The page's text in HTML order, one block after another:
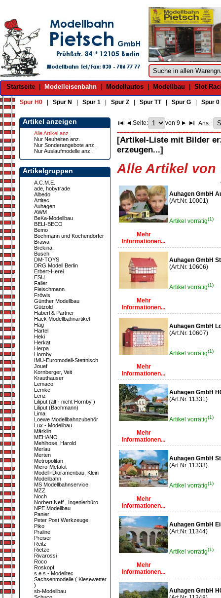
Startseite Modelleisenbahn Modellautos Modellbau Slot
Spur H0 Spur N Spur 1 Spur Z Spur TT| Spur G Spur 0
Artikel anzeigen
Alle Artikel anz.
Nur Neuheiten anz.
Nur Sonderangebote anz.
Nur Auslaufmodelle anz.
Artikelgruppen
A.C.M.E.
ade, hobytrade
Albedo
Artitec
Auhagen
AWM
BeKa-Modellbau
BELI-BECO
Bemo
Bochmann und Kochendörfer
Brawa
Brekina
Busch
DM-TOYS
DRG Modell Berlin
Erbert-Herei
ESU
Faller
Fleischmann
Fröwis
Günther Modellbau
Gützold
Haberl & Partner
Hack Modellbahnartikel
Hag
Hartel
Heki
Herkat
Herpa
Hornby
IMU-Euromodell-Stettnisch
Jouef
Kornberger, Veit
Krauthauser
Lemaco
Lemke
Lenz
Liliput (alt - nicht Hornby )
Liliput (Bachmann)
Lima
Loewe Modellbahnzubehör
Lux - Modellbau
Märklin
MEHANO
Mehlhose, Harold
Merlau
Merten
Metropolitan
Micro-Metakit
Modell+Dioramenbau, Klein
Modellbahn
MS Modellbahnservice
MZZ
Noch
Norbert Neff , Ingenierbüro
NPE Modellbau
Panier
Peter Post Werkzeuge
Piko
Praline
Preiser
Reitz
Rietze
Rivarossi
Roco
Roskopf
s.e.s.- Modelltec
Sachsenmodelle ( Kiesewetter
)
sb-Modellbau
Seite: von 9 Ans.:
[Artikel-Liste mit Bilder
erzeugen...]
Alle Artikel von
Mehr
Informationen...
Auhagen GmbH
(Art.Nr. 10001)
Artikel vorrätig(1)
Mehr
Informationen...
Auhagen GmbH
(Art.Nr. 10606)
Artikel vorrätig(1)
Mehr
Informationen...
Auhagen GmbH
(Art.Nr. 10607)
Artikel vorrätig(1)
Mehr
Informationen...
Auhagen GmbH
(Art.Nr. 11331)
Artikel vorrätig(1)
Mehr
Informationen...
Auhagen GmbH
(Art.Nr. 11333)
Artikel vorrätig(1)
Mehr
Informationen...
Auhagen GmbH
(Art.Nr. 11344)
Artikel vorrätig(1)
Auhagen GmbH